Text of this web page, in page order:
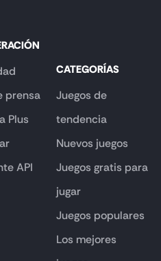
prensa
Plus
API
CATEGORÍAS
Juegos de
tendencia
Nuevos juegos
Juegos gratis para
jugar
Juegos populares
Los mejores